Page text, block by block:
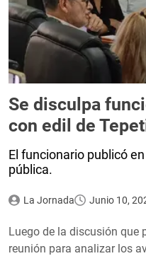
Se disculpa
con edil de
El funcionario publicó
pública.
La Jornada Junio 10,
Luego de la discusión que
reunión para analizar los